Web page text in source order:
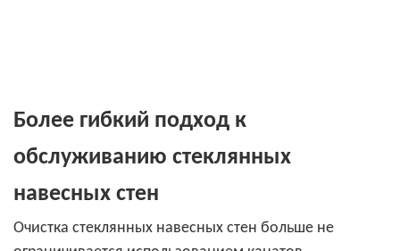
Более гибкий подход к
обслуживанию стеклянных
навесных стен
Очистка стеклянных навесных стен больше не